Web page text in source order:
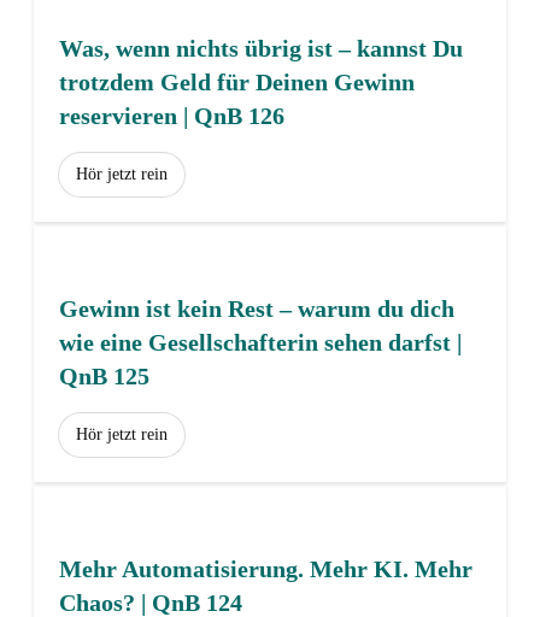
Was, wenn nichts übrig ist – kannst Du
trotzdem Geld für Deinen Gewinn
reservieren | QnB 126
Hör jetzt rein
Gewinn ist kein Rest – warum du dich
wie eine Gesellschafterin sehen darfst |
QnB 125
Hör jetzt rein
Mehr Automatisierung. Mehr KI. Mehr
Chaos? | QnB 124